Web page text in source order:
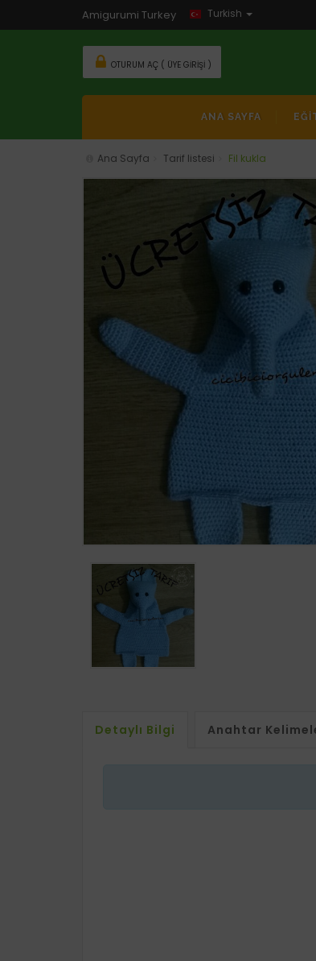
Amigurumi Turkey Turkish
OTURUM AÇ ( ÜYE GIRIŞI )
ANA SAYFA
Ana Sayfa Tarif listesi Fil kukla
Detaylı Bilgi Anahtar